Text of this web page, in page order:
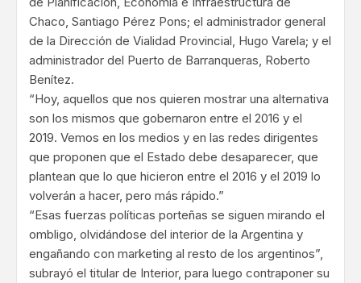
Chaco, Santiago Pérez Pons; el administrador general
de la Dirección de Vialidad Provincial, Hugo Varela; y el
administrador del Puerto de Barranqueras, Roberto
Benítez.
“Hoy, aquellos que nos quieren mostrar una alternativa
son los mismos que gobernaron entre el 2016 y el
2019. Vemos en los medios y en las redes dirigentes
que proponen que el Estado debe desaparecer, que
plantean que lo que hicieron entre el 2016 y el 2019 lo
volverán a hacer, pero más rápido.”
“Esas fuerzas políticas porteñas se siguen mirando el
ombligo, olvidándose del interior de la Argentina y
engañando con marketing al resto de los argentinos”,
subrayó el titular de Interior, para luego contraponer su